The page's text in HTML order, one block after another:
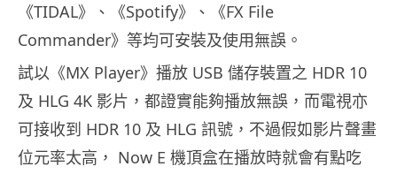
《TIDAL》、《Spotify》、《FX File
Commander》等均可安裝及使用無誤。
試以《MX Player》播放 USB 儲存裝置之 HDR 10
及 HLG 4K 影片，都證實能夠播放無誤，而電視亦
可接收到 HDR 10 及 HLG 訊號，不過假如影片聲畫
位元率太高， Now E 機頂盒在播放時就會有點吃